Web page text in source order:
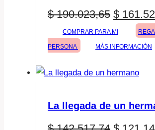
$190.023,65 El
precio
original
era:
$
COMPRAR PARA MI
PERSONA MÁS INFORMACIÓN
La llegada de un